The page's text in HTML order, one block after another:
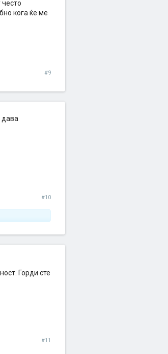
често
кога ќе ме
#9
дава
#10
Горди сте
#11